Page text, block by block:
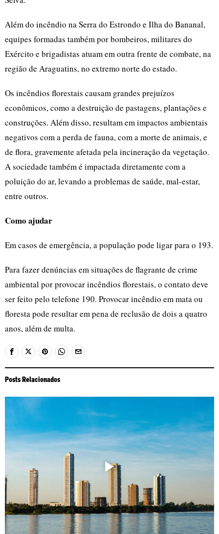
Além do incêndio na Serra do Estrondo e Ilha do Bananal,
equipes formadas também por bombeiros, militares do
Exército e brigadistas atuam em outra frente de combate, na
região de Araguatins, no extremo norte do estado.
Os incêndios florestais causam grandes prejuízos
econômicos, como a destruição de pastagens, plantações e
construções. Além disso, resultam em impactos ambientais
negativos com a perda de fauna, com a morte de animais, e
de flora, gravemente afetada pela incineração da vegetação.
A sociedade também é impactada diretamente com a
poluição do ar, levando a problemas de saúde, mal-estar,
entre outros.
Como ajudar
Em casos de emergência, a população pode ligar para o 193.
Para fazer denúncias em situações de flagrante de crime
ambiental por provocar incêndios florestais, o contato deve
ser feito pelo telefone 190. Provocar incêndio em mata ou
floresta pode resultar em pena de reclusão de dois a quatro
anos, além de multa.
Posts Relacionados